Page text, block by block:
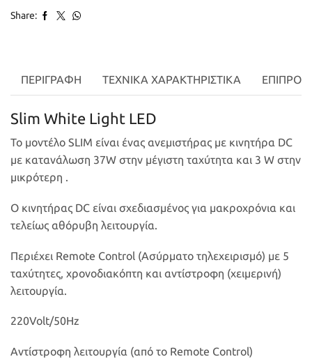
Share:
ΠΕΡΙΓΡΑΦΉ ΤΕΧΝΙΚΑ ΧΑΡΑΚΤΗΡΙΣΤΙΚΑ
Slim White Light LED
To μοντέλο SLIM είναι ένας ανεμιστήρας με κινητήρα DC
με κατανάλωση 37W στην μέγιστη ταχύτητα και 3 W στην
μικρότερη .
Ο κινητήρας DC είναι σχεδιασμένος για μακροχρόνια και
τελείως αθόρυβη λειτουργία.
Περιέχει Remote Control (Ασύρματο τηλεχειρισμό) με 5
ταχύτητες, χρονοδιακόπτη και αντίστροφη (χειμερινή)
λειτουργία.
220Volt/50Hz
Αντίστροφη λειτουργία (από το Remote Control)